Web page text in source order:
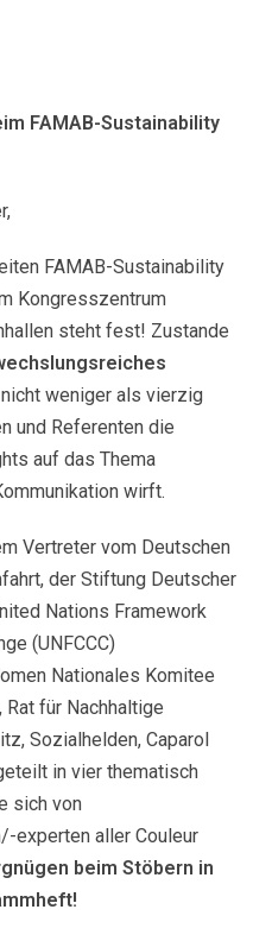
FAMAB-Sustainability
FAMAB-Sustainability
Kongresszentrum
steht fest! Zustande
weniger als vierzig
und Referenten die
auf das Thema
wirft.
Vertreter vom Deutschen
der Stiftung Deutscher
Nations Framework
(UNFCCC)
Nationales Komitee
Rat für Nachhaltige
Sozialhelden, Caparol
in vier thematisch
sich von
experten aller Couleur
beim Stöbern in